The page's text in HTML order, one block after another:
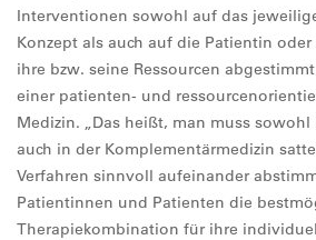
Interventionen sowohl auf das
Konzept als auch auf die Patientin
ihre bzw. seine Ressourcen
einer patienten- und
Medizin. „Das heißt, man muss
auch in der Komplementärmedizin
Verfahren sinnvoll aufeinander
Patientinnen und Patienten die
Therapiekombination für ihre